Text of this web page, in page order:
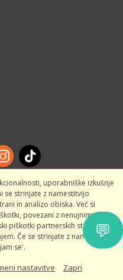
uporabniške izkušnje
se strinjate z namestitvijo
in analizo obiska. Več si
povezani z nenujnimi
piškotki partnerskih storitev),
Če se strinjate z namestitvijo
se'.
nastavitve Zapri
pogoji
Pravila zasebnosti
nas in prihrani - pravila in pogoji
💬